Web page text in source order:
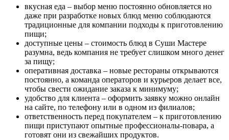
вкусная еда – выбор меню постоянно обновляется но
даже при разработке новых блюд меню соблюдаются
традиционные для компании подходы к приготовлению
пищи;
доступные цены – стоимость блюд в Суши Мастере
разумна, ведь компания не требует слишком много денег
за пищу;
оперативная доставка – новые рестораны открываются
постоянно, а команда операторов и курьеров делает все,
чтобы свести ожидание заказа к минимуму;
удобство для клиента – оформить заявку можно онлайн
на сайте, по телефону или в одном из филиалов;
ответственность перед покупателем – к приготовлению
пищи приступают опытные профессионалы-повара, а
готовят они из свежайших продуктов.